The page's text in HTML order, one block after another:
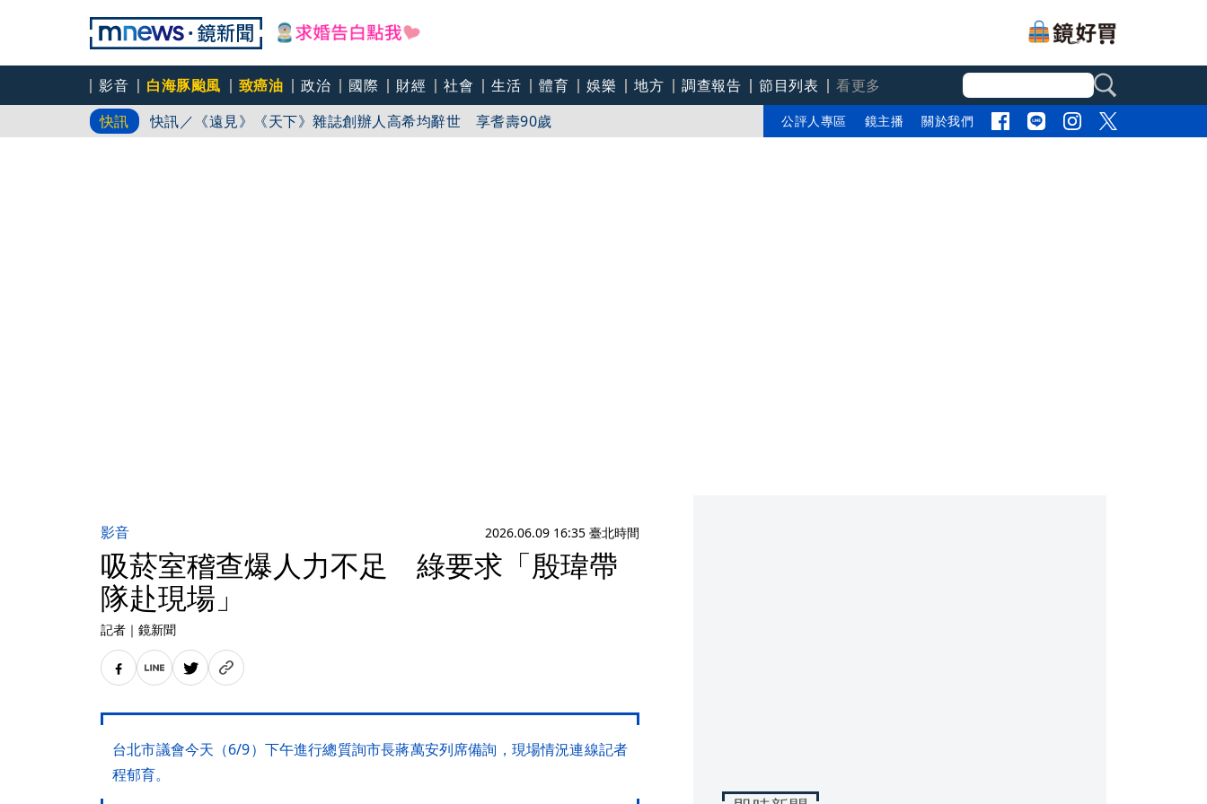
影音 白海豚颱風 致癌油 政治 國際 財經 社會 生活 體育 娛樂 地方 調查報告 節目列表
看更多
快訊
快訊／《遠見》《天下》雜誌創辦人高希均辭世 享耆壽90歲
遠見天下文化創辦人高希均辭世 享耆壽90歲 公評人專區 鏡主播 關於我們
影音 2026.06.09 16:35 臺北時間
吸菸室稽查爆人力不足 綠要求「殷瑋帶
隊赴現場」
記者 ｜ 鏡新聞
台北市議會今天（6/9）下午進行總質詢市長蔣萬安列席備詢，現場情況連線記者
程郁育。